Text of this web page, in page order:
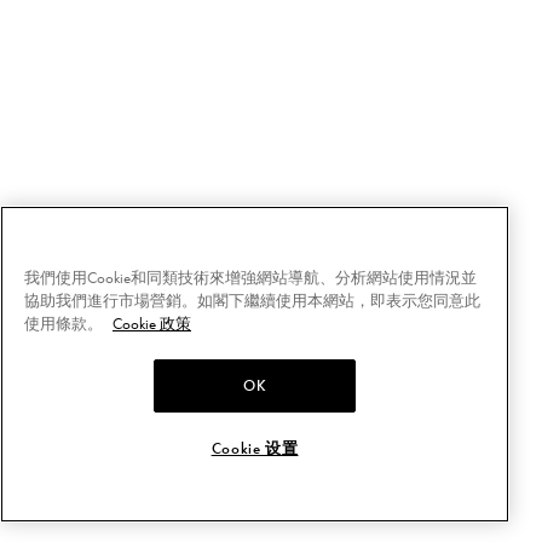
我們使用Cookie和同類技術來增強網站導航、分析網站使用情況並
協助我們進行市場營銷。如閣下繼續使用本網站，即表示您同意此
使用條款。
Cookie 政策
OK
Cookie 设置